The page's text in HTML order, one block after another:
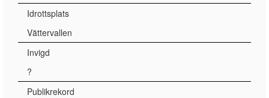
Idrottsplats
Vättervallen
Invigd
?
Publikrekord